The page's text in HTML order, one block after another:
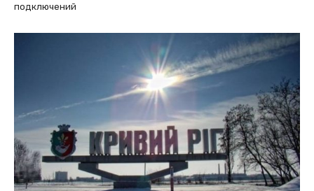
подключений